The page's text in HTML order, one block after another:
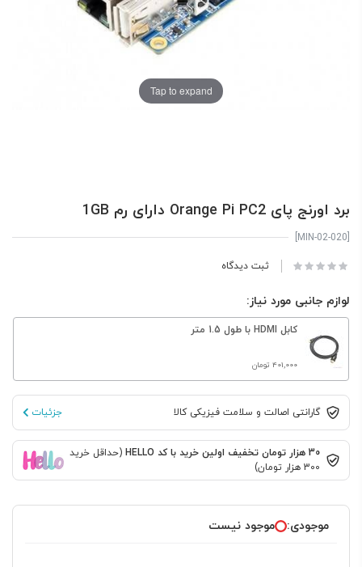
Tap to expand
برد اورنج پای Orange Pi PC2 دارای رم 1GB
ثبت دیدگاه
لوازم جانبی مورد نیاز:
کابل HDMI با طول 1.5 متر
‎401٬000 تومان
گارانتی اصالت و سلامت فیزیکی کالا جزئیات
30 هزار تومان تخفیف اولین خرید با کد HELLO
(حداقل خرید
300 هزار تومان)
موجودی: موجود نیست